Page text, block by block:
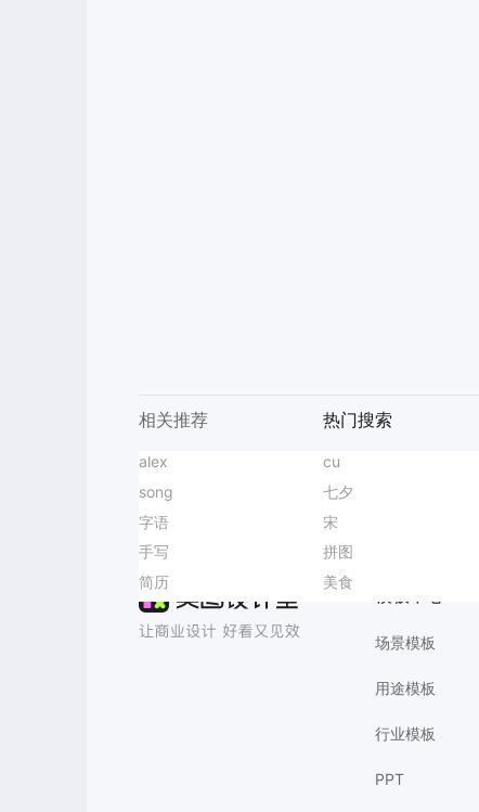
相关推荐
中秋国庆放假通知 主图海报
商品海报
垃圾分类
展会海报
带货
横屏海报
水果海报
简约风
结婚海报
热门搜索
alex cu
song
七夕
字语
宋
手写
拼图
简历
美食
大暑节气科普图 超市海报爆款设计
积木海报爆款设计
大雪主题海报
长袖海报爆款设计
干皮海报爆款设计
文字设计
图文穿搭
清明节配图
球鞋海报爆款设计
买家秀设计 重阳活动宣传图
圣诞节元素
献血口号
世界地球日
餐厅新品
击剑培训海报
端午节礼物推荐
夏至拼图
香港回归纪念日宣传
变清晰 AI消除
场景模板
用途模板
行业模板
PPT